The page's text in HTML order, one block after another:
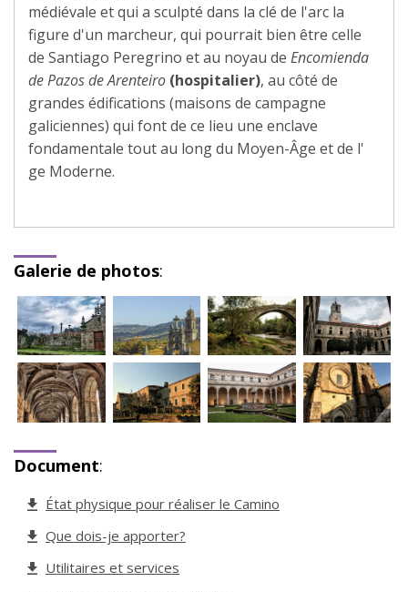
médiévale et qui a sculpté dans la clé de l'arc la
figure d'un marcheur, qui pourrait bien être celle
de Santiago Peregrino et au noyau de Encomienda
de Pazos de Arenteiro (hospitalier), au côté de
grandes édifications (maisons de campagne
galiciennes) qui font de ce lieu une enclave
fondamentale tout au long du Moyen-Âge et de l'
ge Moderne.
Galerie de photos:
Document:
État physique pour réaliser le Camino
Que dois-je apporter?
Utilitaires et services